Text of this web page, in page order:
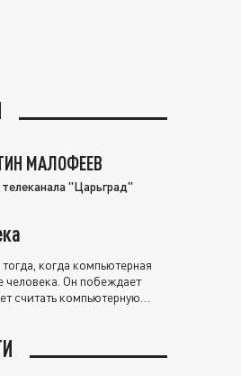
МАЛОФЕЕВ
"Царьград"
когда компьютерная
человека. Он побеждает
считать компьютерную